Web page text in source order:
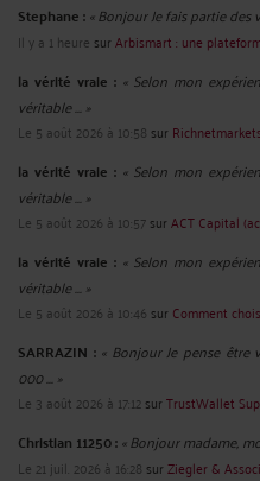
Stephane :« Bonjour Je fais partie des
Il y a 1 heure surArbismart : une
la vérité vraie : « Selon mon
véritable ... »
Le 5 août 2026 à 10:58 sur
la vérité vraie : « Selon mon
véritable ... »
Le 5 août 2026 à 10:57surACT Capital
la vérité vraie : « Selon mon
véritable ... »
Le 5 août 2026 à 10:46 sur Comment
SARRAZIN : « Bonjour Je pense
000 ... »
Le 3 août 2026 à 17:12surTrustWallet
Christian 11250 :« Bonjour madame,
Le 21 juil. 2026 à 16:28 surZiegler &